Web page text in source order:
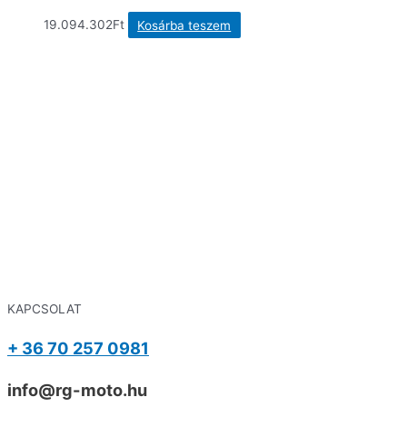
19.094.302Ft Kosárba teszem
KAPCSOLAT
+ 36 70 257 0981
info@rg-moto.hu